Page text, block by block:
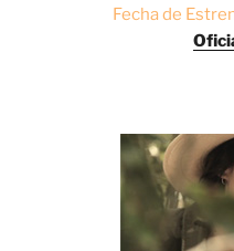
Fecha de